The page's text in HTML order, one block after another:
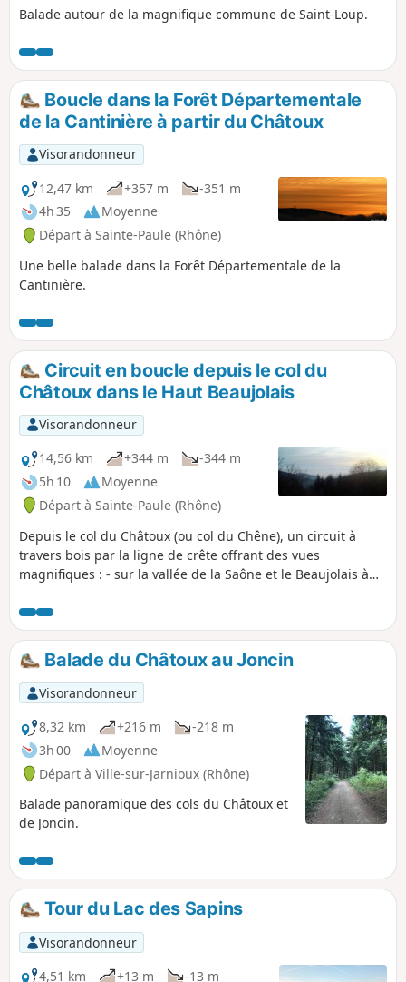
Balade autour de la magnifique commune de Saint-Loup.
Boucle dans la Forêt Départementale
de la Cantinière à partir du Châtoux
Visorandonneur
12,47 km
+357 m
-351 m
4h 35
Moyenne
Départ à Sainte-Paule (Rhône)
Une belle balade dans la Forêt Départementale de la
Cantinière.
Circuit en boucle depuis le col du
Châtoux dans le Haut Beaujolais
Visorandonneur
14,56 km
+344 m
-344 m
5h 10
Moyenne
Départ à Sainte-Paule (Rhône)
Depuis le col du Châtoux (ou col du Chêne), un circuit à
travers bois par la ligne de crête offrant des vues
magnifiques : - sur la vallée de la Saône et le Beaujolais à
Balade du Châtoux au Joncin
Visorandonneur
8,32 km
+216 m
-218 m
3h 00
Moyenne
Départ à Ville-sur-Jarnioux (Rhône)
Balade panoramique des cols du Châtoux et
de Joncin.
Tour du Lac des Sapins
Visorandonneur
4,51 km
+13 m
-13 m